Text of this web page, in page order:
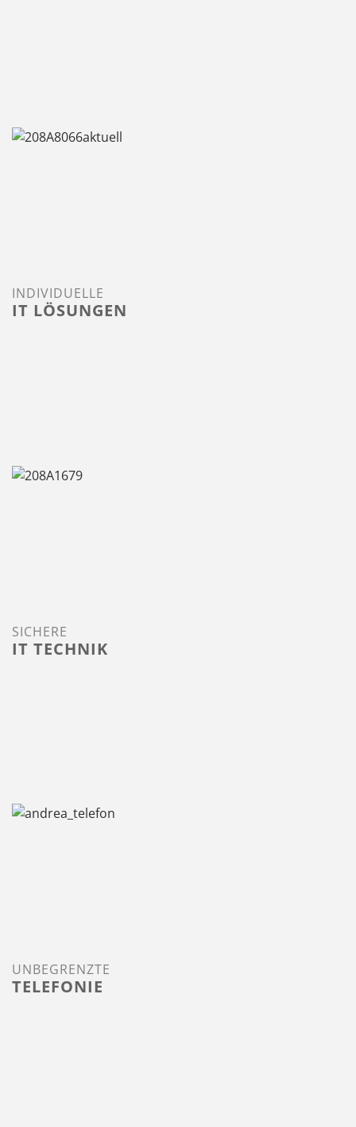
INDIVIDUELLE
IT LÖSUNGEN
SICHERE
IT TECHNIK
UNBEGRENZTE
TELEFONIE